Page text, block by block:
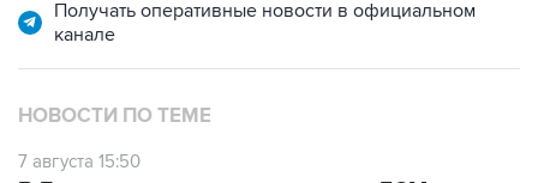
НОВОСТИ ПО ТЕМЕ
7 августа 15:50
пострадали люди